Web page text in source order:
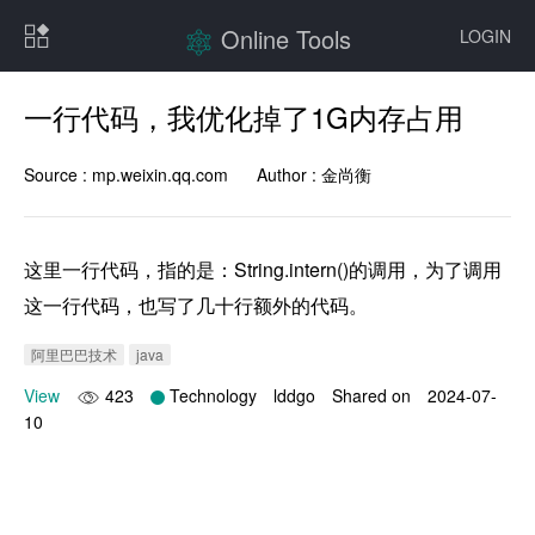
LOGIN
Online Tools
一行代码，我优化掉了1G内存占用
Source : mp.weixin.qq.com Author : 金尚衡
这里一行代码，指的是：String.intern()的调用，为了调用
这一行代码，也写了几十行额外的代码。
阿里巴巴技术 java
View 423 Technology lddgo Shared on
2024-07-
10